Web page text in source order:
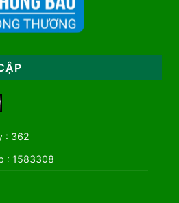
: 362
: 1583308